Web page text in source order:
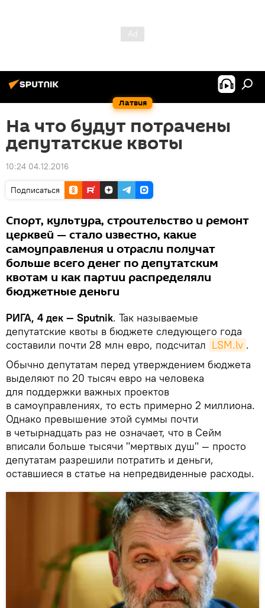
Латвия
На что будут потрачены
депутатские квоты
10:24 04.12.2016
Подписаться
Спорт, культура, строительство и ремонт
церквей — стало известно, какие
самоуправления и отрасли получат
больше всего денег по депутатским
квотам и как партии распределяли
бюджетные деньги
РИГА, 4 дек — Sputnik. Так называемые
депутатские квоты в бюджете следующего года
составили почти 28 млн евро, подсчитал LSM.lv .
Обычно депутатам перед утверждением бюджета
выделяют по 20 тысяч евро на человека
для поддержки важных проектов
в самоуправлениях, то есть примерно 2 миллиона.
Однако превышение этой суммы почти
в четырнадцать раз не означает, что в Сейм
вписали больше тысячи "мертвых душ" — просто
депутатам разрешили потратить и деньги,
оставшиеся в статье на непредвиденные расходы.